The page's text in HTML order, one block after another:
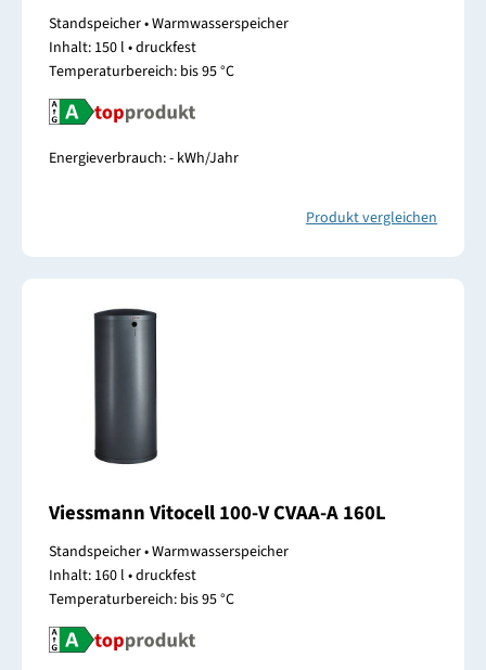
Standspeicher • Warmwasserspeicher
Inhalt: 150 l • druckfest
Temperaturbereich: bis 95 °C
Energieverbrauch: - kWh/Jahr
Produkt vergleichen
Viessmann Vitocell 100-V CVAA-A 160L
Standspeicher • Warmwasserspeicher
Inhalt: 160 l • druckfest
Temperaturbereich: bis 95 °C